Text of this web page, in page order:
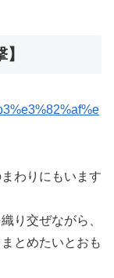
わりにもいます
り交ぜながら、
まとめたいとおも